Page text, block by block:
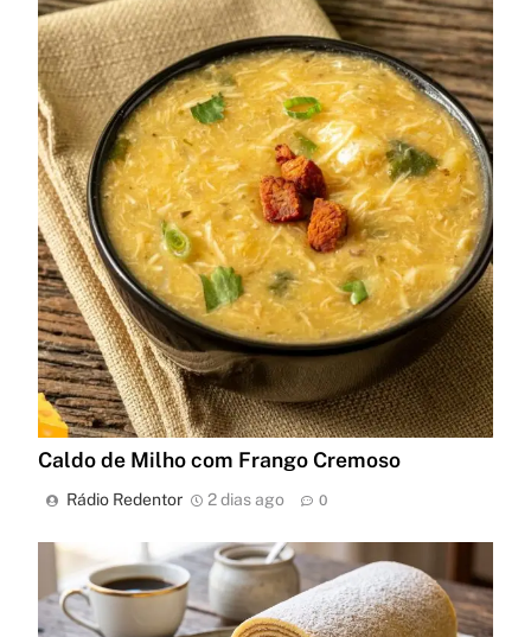
Caldo de Milho com Frango Cremoso
Rádio Redentor 2 dias ago 0